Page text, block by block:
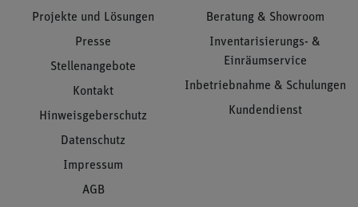
Projekte und Lösungen
Presse
Stellenangebote
Kontakt
Hinweisgeberschutz
Datenschutz
Impressum
AGB
Beratung & Showroom
Inventarisierungs- &
Einräumservice
Inbetriebnahme & Schulungen
Kundendienst